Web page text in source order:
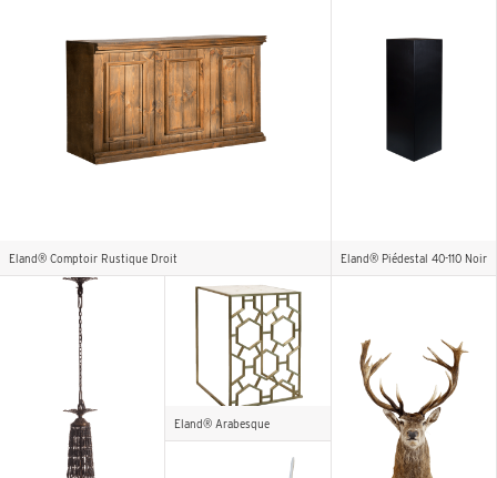
Eland® Comptoir Rustique Droit Eland® Piédestal 40-110 Noir
Eland® Arabesque